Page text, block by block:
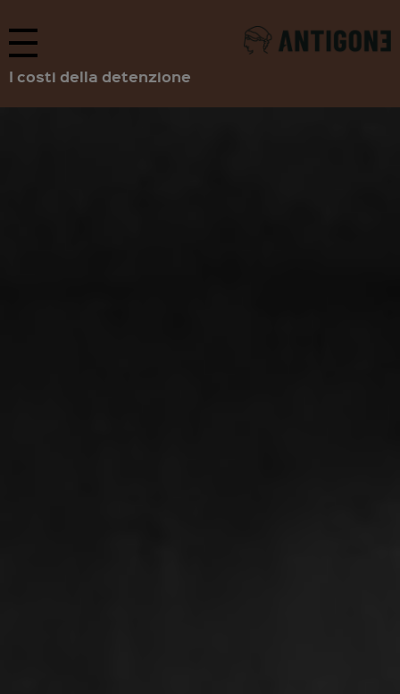
I costi della detenzione